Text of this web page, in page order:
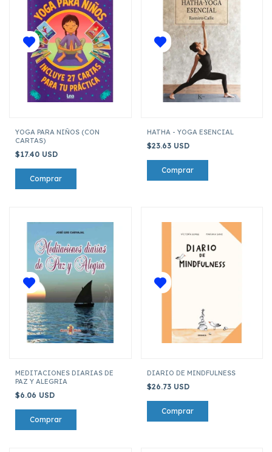
YOGA PARA NIÑOS (CON
CARTAS)
$17.40 USD
HATHA - YOGA ESENCIAL
$23.63 USD
MEDITACIONES DIARIAS DE
PAZ Y ALEGRIA
$6.06 USD
DIARIO DE MINDFULNESS
$26.73 USD